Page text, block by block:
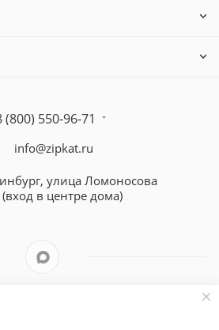
(800) 550-96-71
info@zipkat.ru
улица Ломоносова
в центре дома)
конфиденциальности